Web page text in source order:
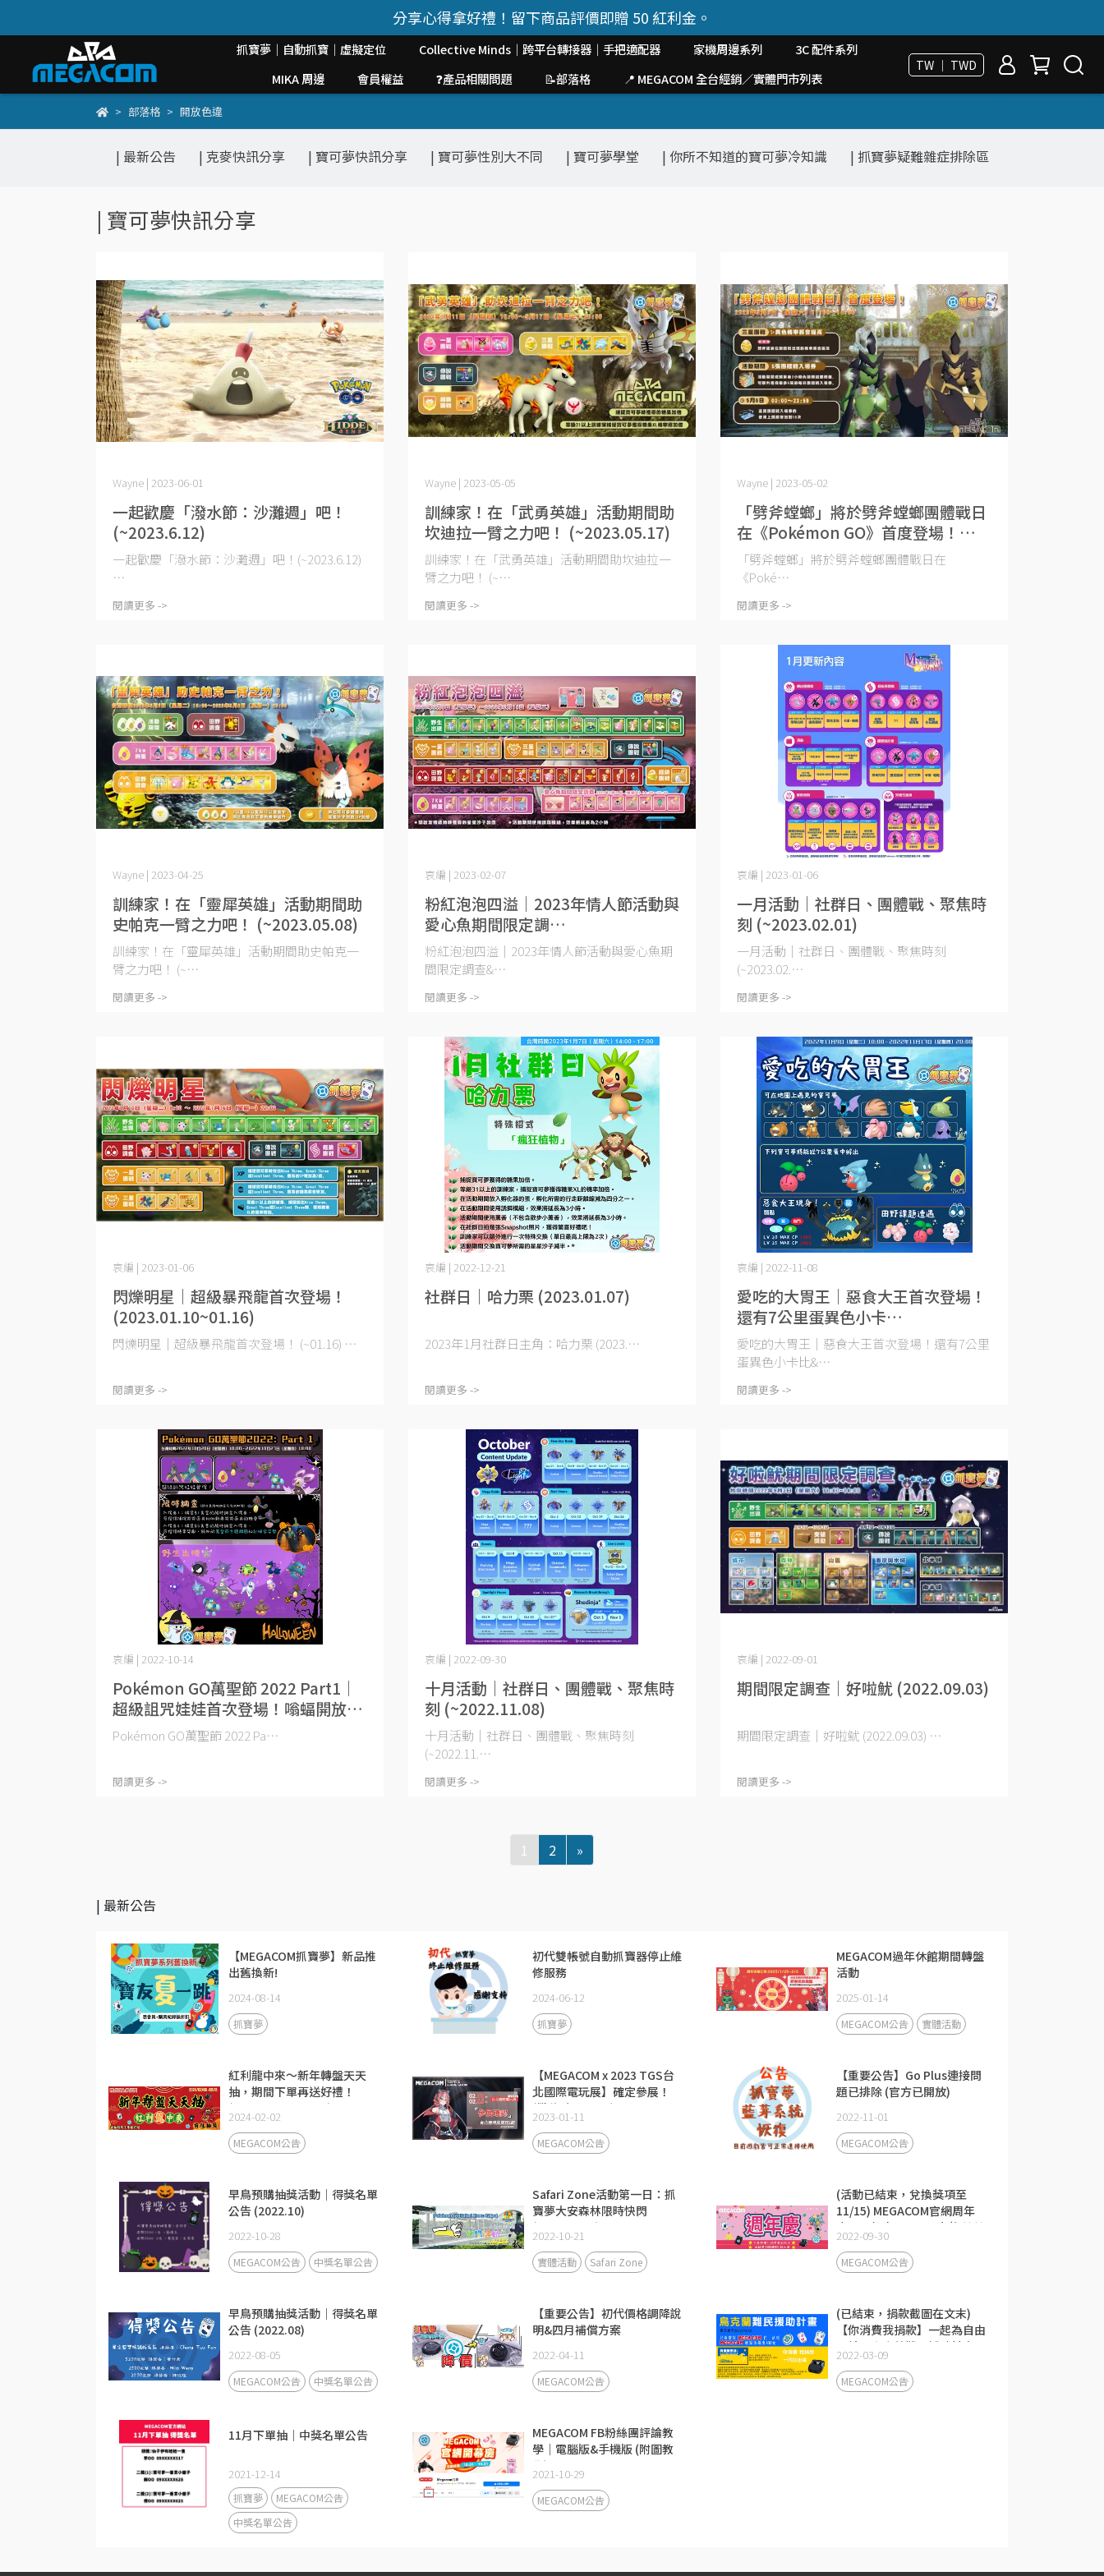
分享心得拿好禮！留下商品評價即贈 50 紅利金。
抓寶夢｜自動抓寶｜虛擬定位 Collective Minds｜跨平台轉接器｜手把適配器 家機周邊系列
3C 配件系列
MIKA 周邊
會員權益 ❓產品相關問題 📝部落格 📍 MEGACOM 全台經銷／實體門市列表
TW ｜ TWD
部落格 開放色違
| 最新公告 | 克麥快訊分享 | 寶可夢快訊分享 | 寶可夢性別大不同 | 寶可夢學堂 | 你所不知道的寶可夢冷知識 | 抓寶夢疑難雜症排除區
| 寶可夢快訊分享
一起歡慶「潑水節：沙灘週」吧！
(~2023.6.12)
Wayne | 2023-06-01
一起歡慶「潑水節：沙灘週」吧！(~2023.6.12)
⋯
閱讀更多 ->
訓練家！在「武勇英雄」活動期間助
坎迪拉一臂之力吧！ (~2023.05.17)
Wayne | 2023-05-05
訓練家！在「武勇英雄」活動期間助坎迪拉一
臂之力吧！ (~⋯
閱讀更多 ->
「劈斧螳螂」將於劈斧螳螂團體戰日
在《Pokémon GO》首度登場！
(2023.05.06) 活動時間
Wayne | 2023-05-02
「劈斧螳螂」將於劈斧螳螂團體戰日在
《Poké⋯
閱讀更多 ->
訓練家！在「靈犀英雄」活動期間助
史帕克一臂之力吧！ (~2023.05.08)
Wayne | 2023-04-25
訓練家！在「靈犀英雄」活動期間助史帕克一
臂之力吧！ (~⋯
閱讀更多 ->
粉紅泡泡四溢｜2023年情人節活動與
愛心魚期間限定調
查 (2023.02.18~02.14)
哀編 | 2023-02-07
粉紅泡泡四溢｜2023年情人節活動與愛心魚期
間限定調查&⋯
閱讀更多 ->
一月活動｜社群日、團體戰、聚焦時
刻 (~2023.02.01)
哀編 | 2023-01-06
一月活動｜社群日、團體戰、聚焦時刻
(~2023.02.⋯
閱讀更多 ->
閃爍明星｜超級暴飛龍首次登場！
(2023.01.10~01.16)
哀編 | 2023-01-06
閃爍明星｜超級暴飛龍首次登場！ (~01.16) ⋯
閱讀更多 ->
社群日｜哈力栗 (2023.01.07)
哀編 | 2022-12-21
2023年1月社群日主角：哈力栗 (2023.⋯
閱讀更多 ->
愛吃的大胃王｜惡食大王首次登場！
還有7公里蛋異色小卡
比 (2022.11.09~11.17)
哀編 | 2022-11-08
愛吃的大胃王｜惡食大王首次登場！還有7公里
蛋異色小卡比&⋯
閱讀更多 ->
Pokémon GO萬聖節 2022 Part1｜
超級詛咒娃娃首次登場！嗡蝠開放色
違！ (2022.10.20~10.27)
哀編 | 2022-10-14
Pokémon GO萬聖節 2022 Pa⋯
閱讀更多 ->
十月活動｜社群日、團體戰、聚焦時
刻 (~2022.11.08)
哀編 | 2022-09-30
十月活動｜社群日、團體戰、聚焦時刻
(~2022.11.⋯
閱讀更多 ->
期間限定調查｜好啦魷 (2022.09.03)
哀編 | 2022-09-01
期間限定調查｜好啦魷 (2022.09.03) ⋯
閱讀更多 ->
1 2 »
| 最新公告
【MEGACOM抓寶夢】新品推
出舊換新!
2024-08-14
抓寶夢
初代雙帳號自動抓寶器停止維
修服務
2024-06-12
抓寶夢
MEGACOM過年休館期間轉盤
活動
2025-01-14
MEGACOM公告 實體活動
紅利龍中來～新年轉盤天天
抽，期間下單再送好禮！
(2024.02.06~02.15)
2024-02-02
MEGACOM公告
【MEGACOM x 2023 TGS台
北國際電玩展】確定參展！
(攤位號碼N008)
2023-01-11
MEGACOM公告
【重要公告】Go Plus連接問
題已排除 (官方已開放)
2022-11-01
MEGACOM公告
早鳥預購抽獎活動｜得獎名單
公告 (2022.10)
2022-10-28
MEGACOM公告 中獎名單公告
Safari Zone活動第一日：抓
寶夢大安森林限時快閃
(2022.10.21)
2022-10-21
實體活動 Safari Zone
(活動已結束，兌換獎項至
11/15) MEGACOM官網周年
慶！一起來玩100%中獎刮刮
樂吧～最大獎再來一顆！
(2022.10.01~10.31)
2022-09-30
MEGACOM公告
早鳥預購抽獎活動｜得獎名單
公告 (2022.08)
2022-08-05
MEGACOM公告 中獎名單公告
【重要公告】初代價格調降說
明&四月補償方案
2022-04-11
MEGACOM公告
(已結束，捐款截圖在文末)
【你消費我捐款】一起為自由
而站！烏克蘭難民援助計畫
(~2022/3/30截止)
2022-03-09
MEGACOM公告
11月下單抽｜中獎名單公告
2021-12-14
抓寶夢
MEGACOM公告
中獎名單公告
MEGACOM FB粉絲團評論教
學｜電腦版&手機版 (附圖教
學)
2021-10-29
MEGACOM公告